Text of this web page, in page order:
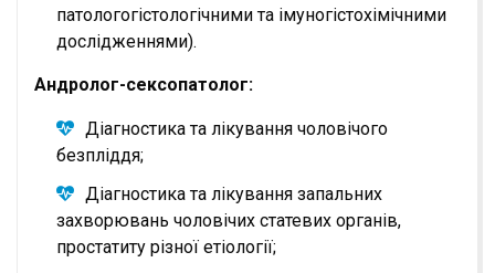
патологогістологічними та імуногістохімічними
дослідженнями).
Андролог-сексопатолог:
Діагностика та лікування чоловічого
безпліддя;
Діагностика та лікування запальних
захворювань чоловічих статевих органів,
простатиту різної етіології;